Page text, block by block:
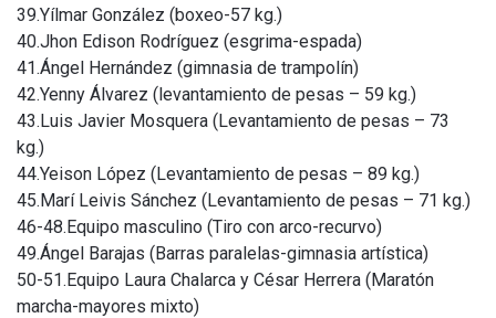
39.Yílmar González (boxeo-57 kg.)
40.Jhon Edison Rodríguez (esgrima-espada)
41.Ángel Hernández (gimnasia de trampolín)
42.Yenny Álvarez (levantamiento de pesas – 59 kg.)
43.Luis Javier Mosquera (Levantamiento de pesas – 73
kg.)
44.Yeison López (Levantamiento de pesas – 89 kg.)
45.Marí Leivis Sánchez (Levantamiento de pesas – 71 kg.)
46-48.Equipo masculino (Tiro con arco-recurvo)
49.Ángel Barajas (Barras paralelas-gimnasia artística)
50-51.Equipo Laura Chalarca y César Herrera (Maratón
marcha-mayores mixto)